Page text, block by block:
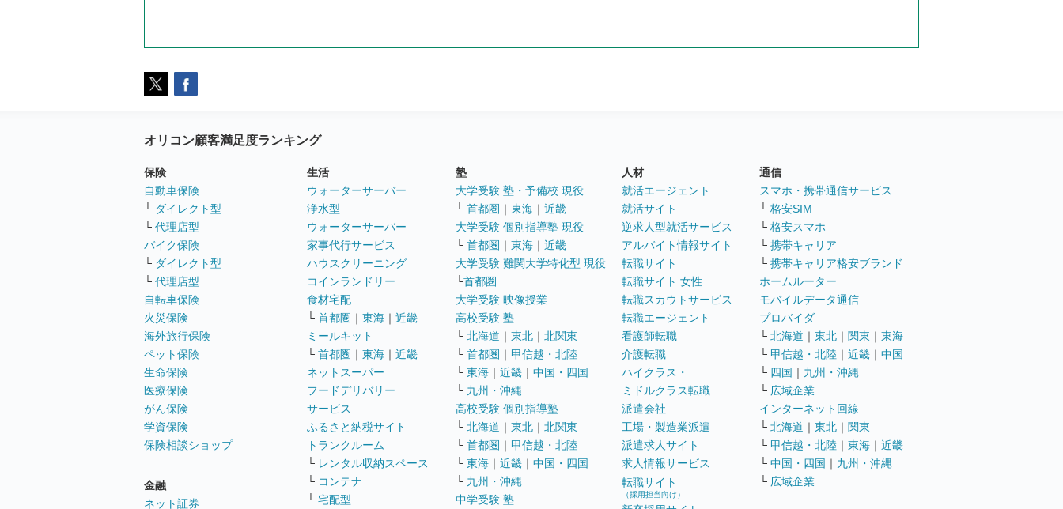
オリコン顧客満足度ランキング
保険
自動車保険
└ ダイレクト型
└ 代理店型
バイク保険
└ ダイレクト型
└ 代理店型
自転車保険
火災保険
海外旅行保険
ペット保険
生命保険
医療保険
がん保険
学資保険
保険相談ショップ
金融
ネット証券
生活
ウォーターサーバー
浄水型
ウォーターサーバー
家事代行サービス
ハウスクリーニング
コインランドリー
食材宅配
└ 首都圏 ｜ 東海 ｜ 近畿
ミールキット
└ 首都圏 ｜ 東海 ｜ 近畿
ネットスーパー
フードデリバリー
サービス
ふるさと納税サイト
トランクルーム
└ レンタル収納スペース
└ コンテナ
└ 宅配型
塾
大学受験 塾・予備校 現役
└ 首都圏 ｜ 東海 ｜ 近畿
大学受験 個別指導塾 現役
└ 首都圏 ｜ 東海 ｜ 近畿
大学受験 難関大学特化型 現役
└首都圏
大学受験 映像授業
高校受験 塾
└ 北海道 ｜ 東北 ｜ 北関東
└ 首都圏 ｜ 甲信越・北陸
└ 東海 ｜ 近畿 ｜ 中国・四国
└ 九州・沖縄
高校受験 個別指導塾
└ 北海道 ｜ 東北 ｜ 北関東
└ 首都圏 ｜ 甲信越・北陸
└ 東海 ｜ 近畿 ｜ 中国・四国
└ 九州・沖縄
中学受験 塾
人材
就活エージェント
就活サイト
逆求人型就活サービス
アルバイト情報サイト
転職サイト
転職サイト 女性
転職スカウトサービス
転職エージェント
看護師転職
介護転職
ハイクラス・
ミドルクラス転職
派遣会社
工場・製造業派遣
派遣求人サイト
求人情報サービス
転職サイト
（採用担当向け）
通信
スマホ・携帯通信サービス
└ 格安SIM
└ 格安スマホ
└ 携帯キャリア
└ 携帯キャリア格安ブランド
ホームルーター
モバイルデータ通信
プロバイダ
└ 北海道 ｜ 東北 ｜ 関東 ｜ 東海
└ 甲信越・北陸 ｜ 近畿 ｜ 中国
└ 四国 ｜ 九州・沖縄
└ 広域企業
インターネット回線
└ 北海道 ｜ 東北 ｜ 関東
└ 甲信越・北陸 ｜ 東海 ｜ 近畿
└ 中国・四国 ｜ 九州・沖縄
└ 広域企業